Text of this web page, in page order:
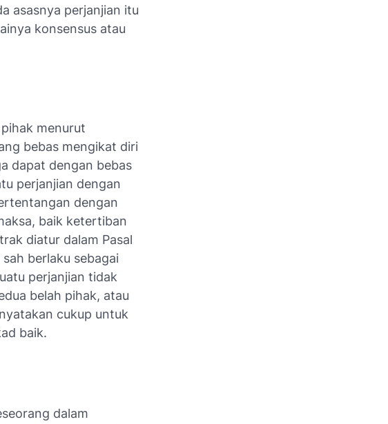
asasnya perjanjian itu
konsensus atau
menurut
bebas mengikat diri
dapat dengan bebas
perjanjian dengan
dengan
baik ketertiban
diatur dalam Pasal
berlaku sebagai
perjanjian tidak
belah pihak, atau
cukup untuk
baik.
dalam